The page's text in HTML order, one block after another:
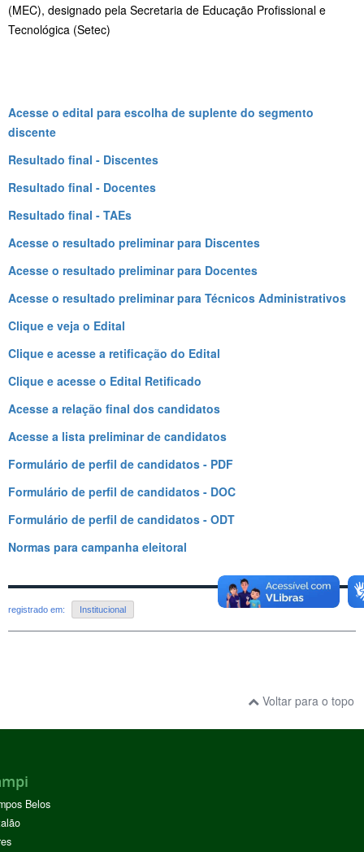
(MEC), designado pela Secretaria de Educação Profissional e
Tecnológica (Setec)
Acesse o edital para escolha de suplente do segmento
discente
Resultado final - Discentes
Resultado final - Docentes
Resultado final - TAEs
Acesse o resultado preliminar para Discentes
Acesse o resultado preliminar para Docentes
Acesse o resultado preliminar para Técnicos Administrativos
Clique e veja o Edital
Clique e acesse a retificação do Edital
Clique e acesse o Edital Retificado
Acesse a relação final dos candidatos
Acesse a lista preliminar de candidatos
Formulário de perfil de candidatos - PDF
Formulário de perfil de candidatos - DOC
Formulário de perfil de candidatos - ODT
Normas para campanha eleitoral
registrado em: Institucional
Voltar para o topo
Belos